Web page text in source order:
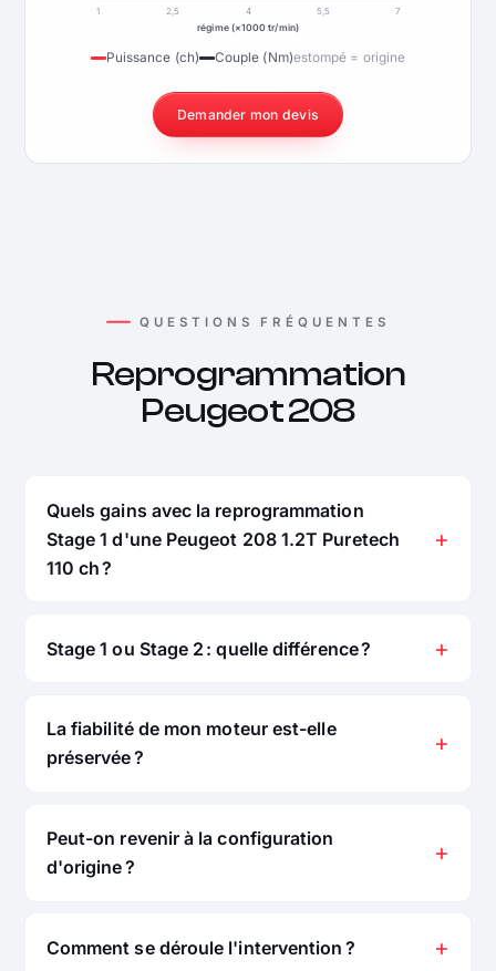
1 2,5 4 5,5
7
régime (×1000 tr/min)
Puissance (ch) Couple (Nm)estompé = origine
Demander mon devis
QUESTIONS FRÉQUENTES
Reprogrammation
Peugeot 208
Quels gains avec la reprogrammation
Stage 1 d'une Peugeot 208 1.2T Puretech
110 ch ?
Stage 1 ou Stage 2 : quelle différence ?
La fiabilité de mon moteur est-elle
préservée ?
Peut-on revenir à la configuration
d'origine ?
Comment se déroule l'intervention ?